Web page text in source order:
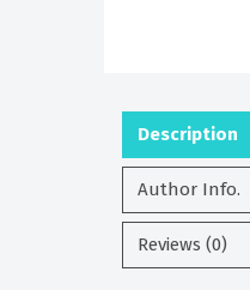
Description
Author Info.
Reviews (0)